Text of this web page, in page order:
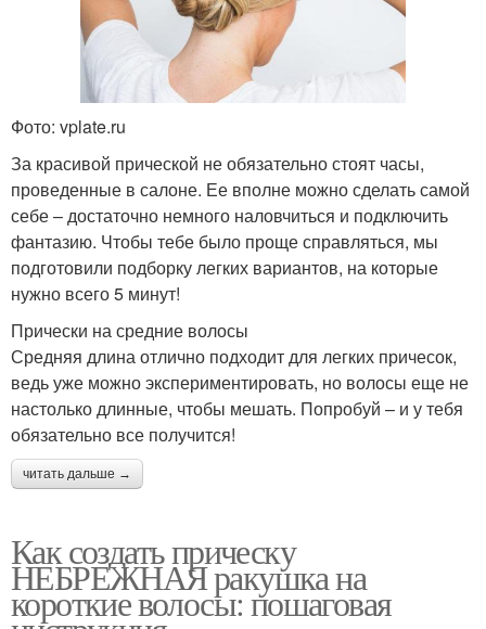
Фото: vplate.ru
За красивой прической не обязательно стоят часы,
проведенные в салоне. Ее вполне можно сделать самой
себе – достаточно немного наловчиться и подключить
фантазию. Чтобы тебе было проще справляться, мы
подготовили подборку легких вариантов, на которые
нужно всего 5 минут!
Прически на средние волосы
Средняя длина отлично подходит для легких причесок,
ведь уже можно экспериментировать, но волосы еще не
настолько длинные, чтобы мешать. Попробуй – и у тебя
обязательно все получится!
читать дальше →
Как создать прическу
НЕБРЕЖНАЯ ракушка на
короткие волосы: пошаговая